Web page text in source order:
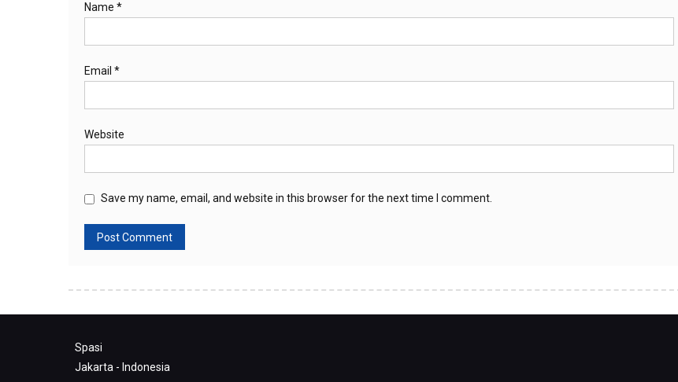
Name *
Email *
Website
Save my name, email, and website in this browser for the next time I comment.
Spasi
Jakarta - Indonesia